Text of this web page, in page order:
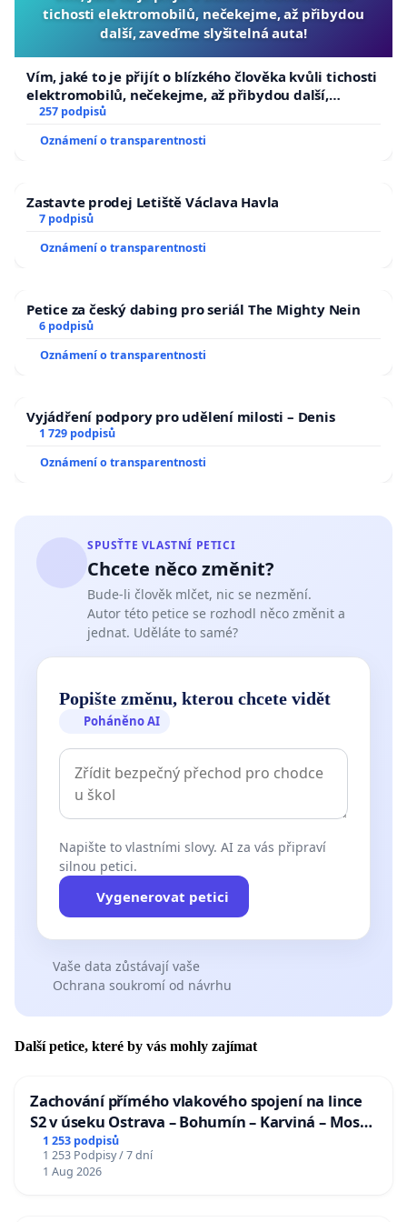
petici. Nutná je okamžitá odborná a nezávislá kontrola
funkce čistíren odpadních vod v oblasti. V závěru
analýzy navrhnout potřebná systémová opatření ke
zlepšení stavu.
2. Státní orgány(MŽP, MD 'vč. podřízených organizací
by měly provést potřebná opatření.
Vypracovat kvalifikovanou studii o důsledcích
a delta T) odváděného Vltavou z JET. Přimět
provozovatele JET (tím je polostátní organizace ČEZ),
aby nesl náklady spojené s odstraněním ekologických
4. Vypracovat kapacitní studii o maximálním
možném zatížení
Orlík některými činnostmi (motor. čluny, hausbóty,
hygienickou službou rozšířit na všechna existující
koupaliště a stanovit jejich vybavení.
6. Zabránit vzniku pololegálních staveb přímo na
březích jezer,
které vznikají vinou pasivity některých stavebních
úřadů. Provést kontrolu legálnost staveb postavených
v pásmu do 50 m od vodní hladiny. Provést kontrolu
existujících staveb na březích, které nejsou zapsány
v katastru nemovitostí.
zdroje financování.
Je třeba si uvědomit, že jedině rychlá a cílevědomá
opatření zabrání hrozící ekologické katastrofě a
České republiky, aby potřebná opatření prosadil.
Vypracoval: výbor Sdružení pro ochranu přírody a
ve složení:
RNDr. Dagmar Altmanová, předs. SOPK
Dr. Petr Závada, místopředseda SOPK
tichosti elektromobilů, nečekejme, až přibydou
další, zaveďme slyšitelná auta!
Vím, jaké to je přijít o blízkého člověka kvůli tichosti
elektromobilů, nečekejme, až přibydou další,
zaveďme slyšitelná auta!
257 podpisů
Oznámení o transparentnosti
Zastavte prodej Letiště Václava Havla
7 podpisů
Oznámení o transparentnosti
Petice za český dabing pro seriál The Mighty Nein
6 podpisů
Oznámení o transparentnosti
Vyjádření podpory pro udělení milosti – Denis
1 729 podpisů
Oznámení o transparentnosti
SPUSŤTE VLASTNÍ PETICI
Chcete něco změnit?
Bude-li člověk mlčet, nic se nezmění.
Autor této petice se rozhodl něco změnit a
jednat. Uděláte to samé?
Popište změnu, kterou chcete vidět
Poháněno AI
Napište to vlastními slovy. AI za vás připraví
silnou petici.
Vygenerovat petici
Vaše data zůstávají vaše
Ochrana soukromí od návrhu
Další petice, které by vás mohly zajímat
Zachování přímého vlakového spojení na lince
S2 v úseku Ostrava – Bohumín – Karviná – Mosty
u Jablunkova
1 253 podpisů
1 253 Podpisy / 7 dní
1 Aug 2026